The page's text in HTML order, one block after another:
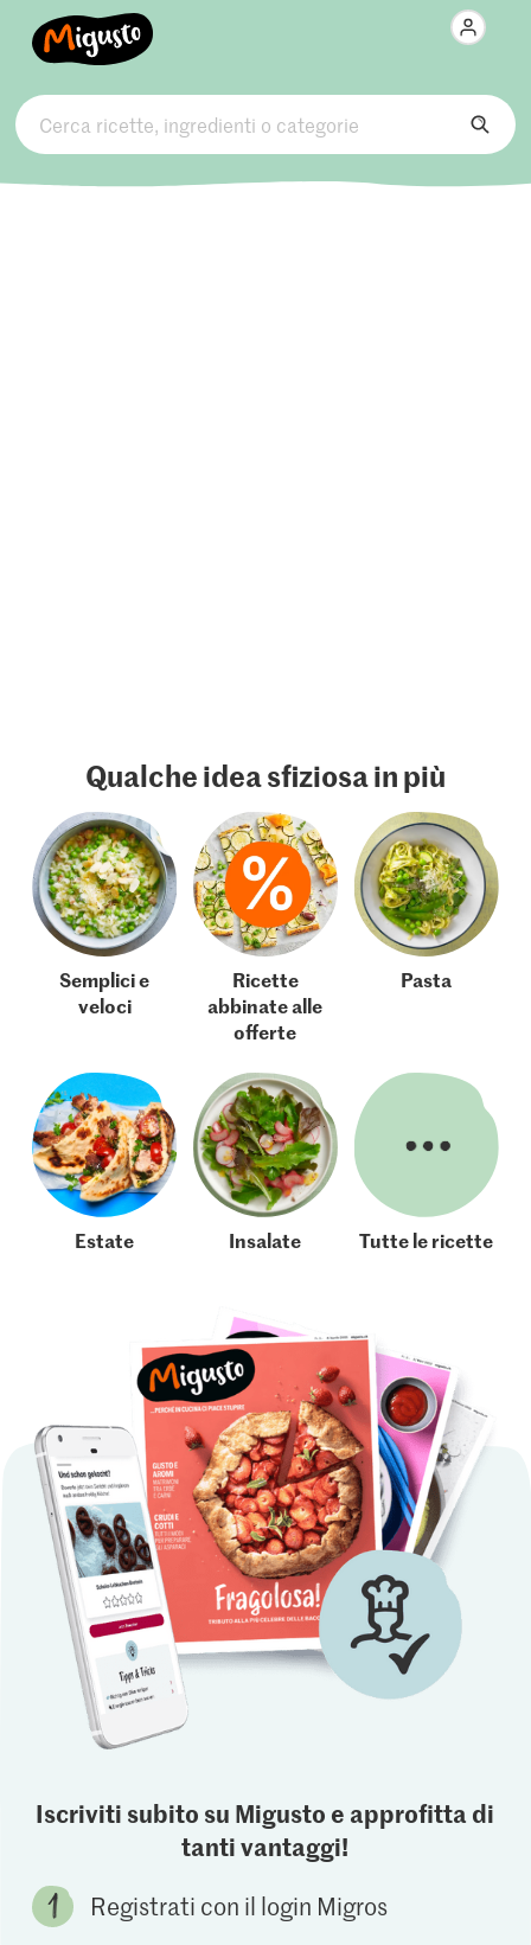
Qualche idea sfiziosa in più
Semplici e
veloci
Ricette
abbinate alle
offerte
Pasta
Estate Insalate Tutte le ricette
Iscriviti subito su Migusto e approfitta di
tanti vantaggi!
Registrati con il login Migros